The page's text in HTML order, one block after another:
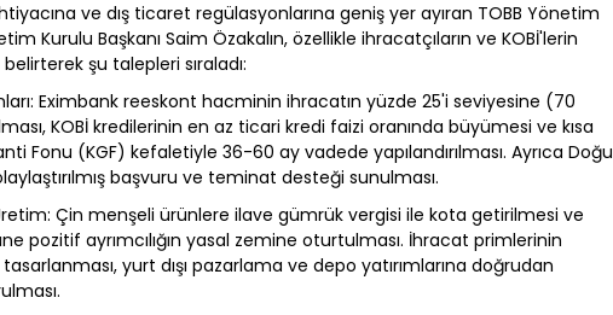
ve dış ticaret regülasyonlarına geniş yer ayıran TOBB Yönetim
Kurulu Başkanı Saim Özakalın, özellikle ihracatçıların ve KOBİ'lerin
şu talepleri sıraladı:
Eximbank reeskont hacminin ihracatın yüzde 25'i seviyesine (70
KOBİ kredilerinin en az ticari kredi faizi oranında büyümesi ve kısa
Fonu (KGF) kefaletiyle 36-60 ay vadede yapılandırılması. Ayrıca Doğu
başvuru ve teminat desteği sunulması.
Çin menşeli ürünlere ilave gümrük vergisi ile kota getirilmesi ve
pozitif ayrımcılığın yasal zemine oturtulması. İhracat primlerinin
yurt dışı pazarlama ve depo yatırımlarına doğrudan